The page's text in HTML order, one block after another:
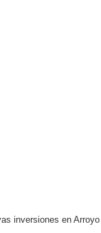
inversiones en Arroyo